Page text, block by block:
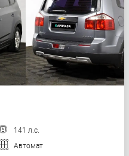
141 л.с.
Автомат